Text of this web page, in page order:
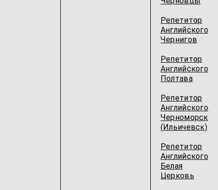
Репетитор
Английского
Чернигов
Репетитор
Английского
Полтава
Репетитор
Английского
Черноморск
(Ильичевск)
Репетитор
Английского
Белая
Церковь